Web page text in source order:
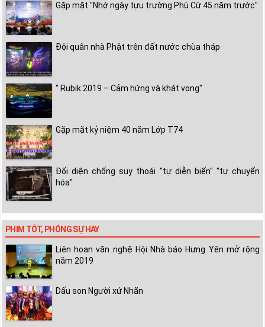
Gặp mặt "Nhớ ngày tựu trường Phù Cừ 45 năm trước"
Đội quân nhà Phật trên đất nước chùa tháp
" Rubik 2019 – Cảm hứng và khát vọng"
Gặp mặt kỷ niệm 40 năm Lớp T74
Đối diện chống suy thoái "tự diễn biến" "tự chuyển
hóa"
PHIM TỐT, PHÓNG SỰ HAY
Liên hoan văn nghệ Hội Nhà báo Hưng Yên mở rộng
năm 2019
Dấu son Người xứ Nhãn